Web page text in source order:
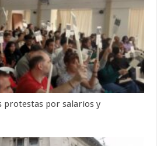
protestas por salarios y